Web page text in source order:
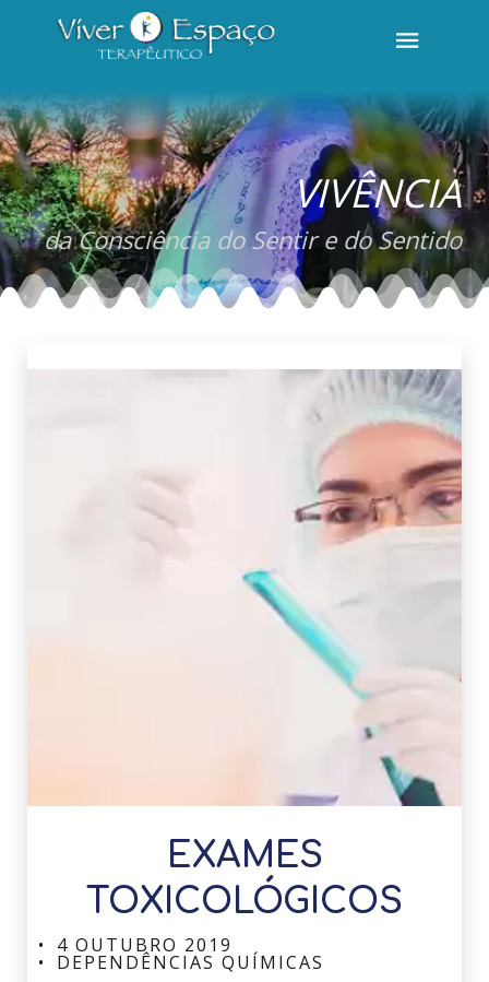
VIVÊNCIA
da Consciência do Sentir e do Sentido
EXAMES
TOXICOLÓGICOS
4 OUTUBRO 2019
DEPENDÊNCIAS QUÍMICAS